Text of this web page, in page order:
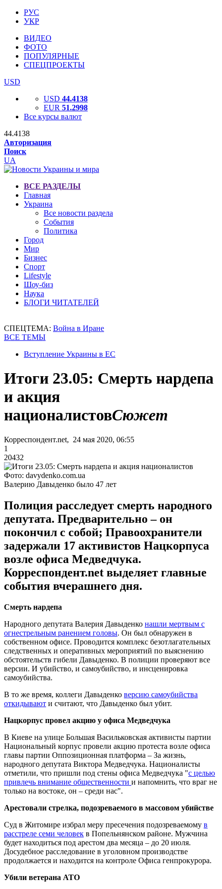
РУС
УКР
ВИДЕО
ФОТО
ПОПУЛЯРНЫЕ
СПЕЦПРОЕКТЫ
USD
USD 44.4138
EUR 51.2998
Все курсы валют
44.4138
Авторизация
Поиск
UA
ВСЕ РАЗДЕЛЫ
Главная
Украина
Все новости раздела
События
Политика
Город
Мир
Бизнес
Спорт
Lifestyle
Шоу-биз
Наука
БЛОГИ ЧИТАТЕЛЕЙ
СПЕЦТЕМА: Война в Иране
ВСЕ ТЕМЫ
Вступление Украины в ЕС
Итоги 23.05: Смерть нардепа
и акция
националистовСюжет
Корреспондент.net, 24 мая 2020, 06:55
1
20432
Фото: davydenko.com.ua
Валерию Давыденко было 47 лет
Полиция расследует смерть народного
депутата. Предварительно – он
покончил с собой; Правоохранители
задержали 17 активистов Нацкорпуса
возле офиса Медведчука.
Корреспондент.net выделяет главные
события вчерашнего дня.
Смерть нардепа
Народного депутата Валерия Давыденко нашли мертвым с
огнестрельным ранением головы. Он был обнаружен в
собственном офисе. Проводится комплекс безотлагательных
следственных и оперативных мероприятий по выяснению
обстоятельств гибели Давыденко. В полиции проверяют все
версии. И убийство, и самоубийство, и инсценировка
самоубийства.
В то же время, коллеги Давыденко версию самоубийства
откидывают и считают, что Давыденко был убит.
Нацкорпус провел акцию у офиса Медведчука
В Киеве на улице Большая Васильковская активисты партии
Национальный корпус провели акцию протеста возле офиса
главы партии Оппозиционная платформа – За жизнь,
народного депутата Виктора Медведчука. Националисты
отметили, что пришли под стены офиса Медведчука "с целью
привлечь внимание общественности и напомнить, что враг не
только на востоке, он – среди нас".
Арестовали стрелка, подозреваемого в массовом убийстве
Суд в Житомире избрал меру пресечения подозреваемому в
расстреле семи человек в Попельнянском районе. Мужчина
будет находиться под арестом два месяца – до 20 июля.
Досудебное расследование в уголовном производстве
продолжается и находится на контроле Офиса генпрокурора.
Убили ветерана АТО